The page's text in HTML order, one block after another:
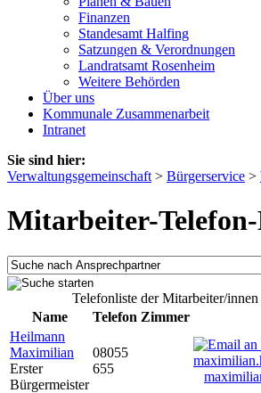
Finanzen
Standesamt Halfing
Satzungen & Verordnungen
Landratsamt Rosenheim
Weitere Behörden
Über uns
Kommunale Zusammenarbeit
Intranet
Sie sind hier:
Verwaltungsgemeinschaft > Bürgerservice >
Mitarbeiter-
Telefonliste der Mitarbeiter/
Name
Telefon Zimmer
Heilmann
Maximilian
Erster
Bürgermeister
08055
655